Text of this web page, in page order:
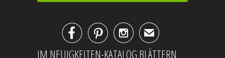
✉
IM NEUIGKEITEN-KATALOG BLÄTTERN